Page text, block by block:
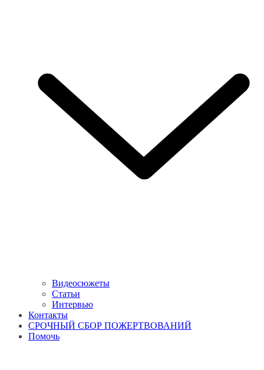
Видеосюжеты
Статьи
Интервью
Контакты
СРОЧНЫЙ СБОР ПОЖЕРТВОВАНИЙ
Помочь